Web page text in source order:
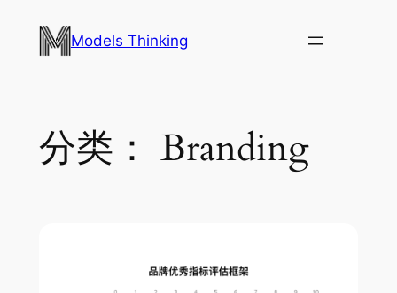
Models Thinking
分类： Branding